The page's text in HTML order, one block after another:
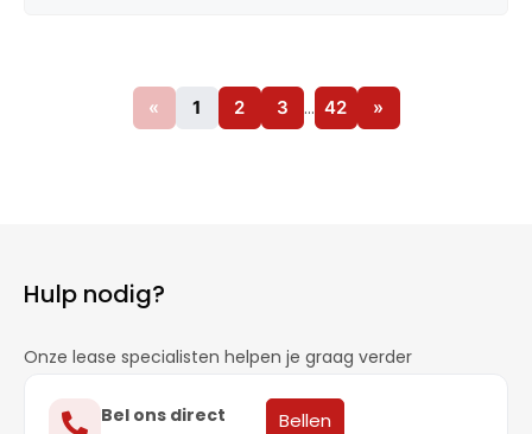
« 1 2 3 … 42 »
Hulp nodig?
Onze lease specialisten helpen je graag verder
Bel ons direct
Bellen